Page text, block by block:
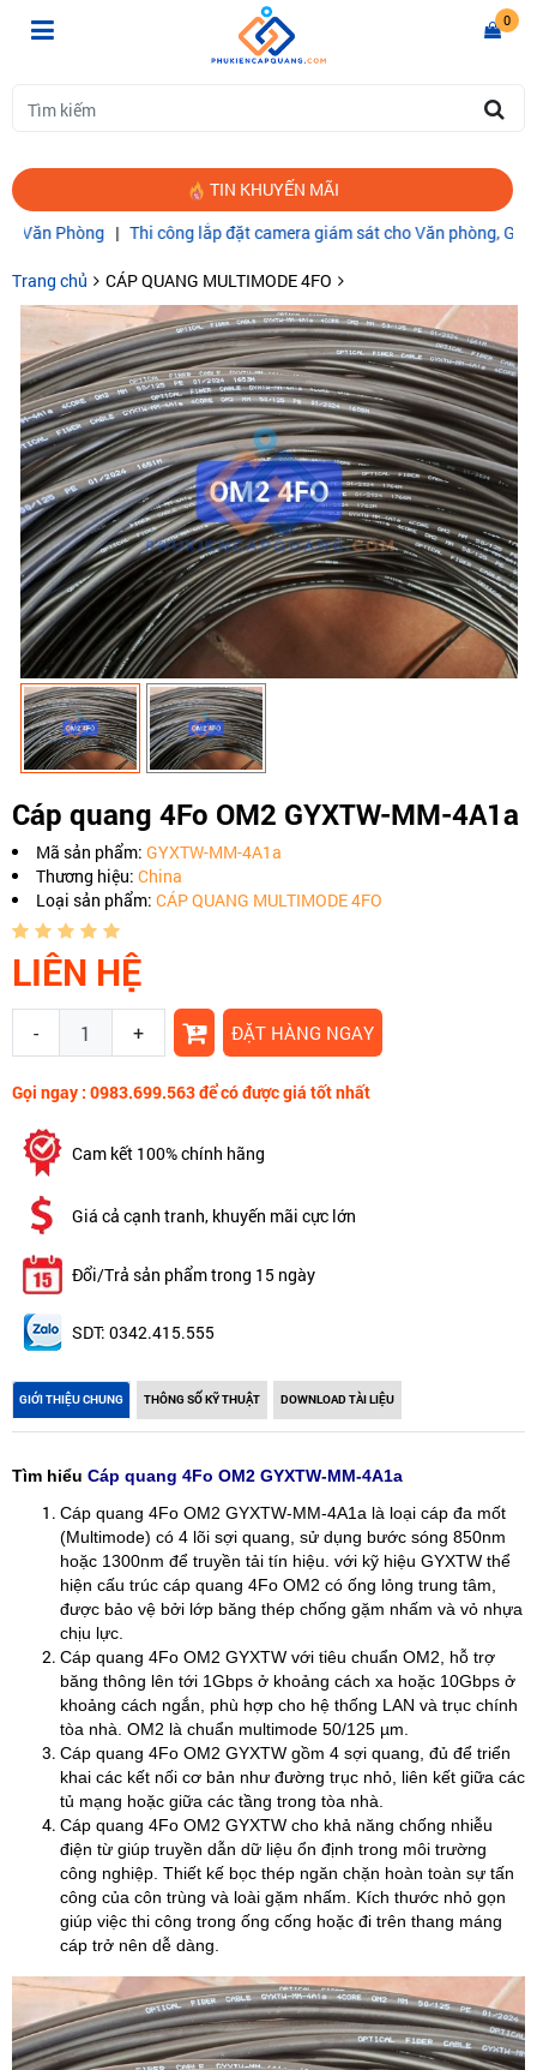
0
TIN KHUYẾN MÃI
Phòng|Thi công lắp đặt camera giám sát cho Văn phòng, Gia đình
Trang chủ CÁP QUANG MULTIMODE 4FO
Cáp quang 4Fo OM2 GYXTW-MM-4A1a
Mã sản phẩm: GYXTW-MM-4A1a
Thương hiệu: China
Loại sản phẩm: CÁP QUANG MULTIMODE 4FO
LIÊN HỆ
- + ĐẶT HÀNG NGAY
Gọi ngay : 0983.699.563 để có được giá tốt nhất
Cam kết 100% chính hãng
Giá cả cạnh tranh, khuyến mãi cực lớn
Đổi/Trả sản phẩm trong 15 ngày
SDT: 0342.415.555
GIỚI THIỆU CHUNG THÔNG SỐ KỸ THUẬT DOWNLOAD TÀI LIỆU
Tìm hiểu Cáp quang 4Fo OM2 GYXTW-MM-4A1a
Cáp quang 4Fo OM2 GYXTW-MM-4A1a là loại cáp đa mốt
(Multimode) có 4 lõi sợi quang, sử dụng bước sóng 850nm
hoặc 1300nm để truyền tải tín hiệu. với kỹ hiệu GYXTW thể
hiện cấu trúc cáp quang 4Fo OM2 có ống lỏng trung tâm,
được bảo vệ bởi lớp băng thép chống gặm nhấm và vỏ nhựa
chịu lực.
Cáp quang 4Fo OM2 GYXTW với tiêu chuẩn OM2, hỗ trợ
băng thông lên tới 1Gbps ở khoảng cách xa hoặc 10Gbps ở
khoảng cách ngắn, phù hợp cho hệ thống LAN và trục chính
tòa nhà.​​ OM2 là chuẩn multimode 50/125 µm.
Cáp quang 4Fo OM2 GYXTW gồm 4 sợi quang, đủ để triển
khai các kết nối cơ bản như đường trục nhỏ, liên kết giữa các
tủ mạng hoặc giữa các tầng trong tòa nhà.
Cáp quang 4Fo OM2 GYXTW cho khả năng chống nhiễu
điện từ giúp truyền dẫn dữ liệu ổn định trong môi trường
công nghiệp.​ Thiết kế bọc thép ngăn chặn hoàn toàn sự tấn
công của côn trùng và loài gặm nhấm.​ Kích thước nhỏ gọn
giúp việc thi công trong ống cống hoặc đi trên thang máng
cáp trở nên dễ dàng.​